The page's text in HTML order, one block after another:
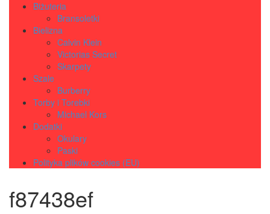
Biżuteria
Bransoletki
Bielizna
Calvin Klein
Victorias Secret
Skarpety
Szale
Burberry
Torby i Torebki
Michael Kors
Dodatki
Okulary
Paski
Polityka plików cookies (EU)
f87438ef